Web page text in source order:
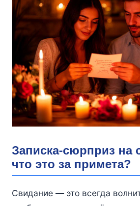
Записка-сюрприз на
что это за примета?
Свидание — это всегда